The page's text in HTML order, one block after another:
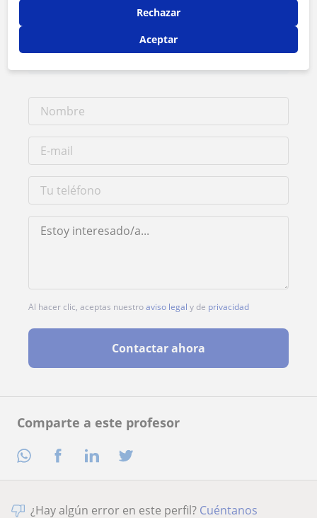
Comparte a este profesor
Contacta con Marilia
Al hacer clic, aceptas nuestroaviso legal y de privacidad
Contactar ahora
¿Hay algún error en este perfil? Cuéntanos
Rechazar
Aceptar